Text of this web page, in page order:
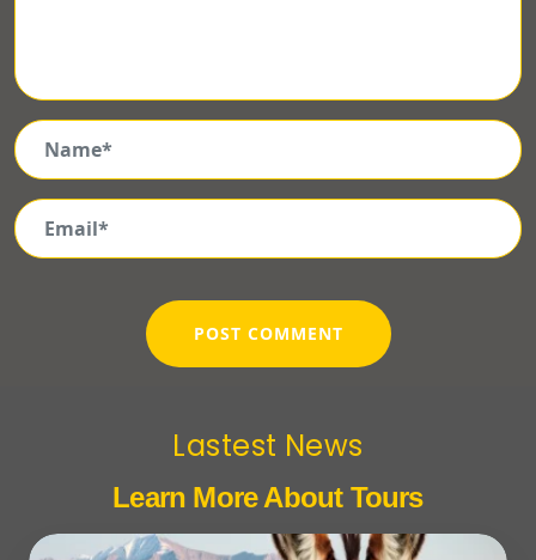
Lastest News
Learn More About Tours